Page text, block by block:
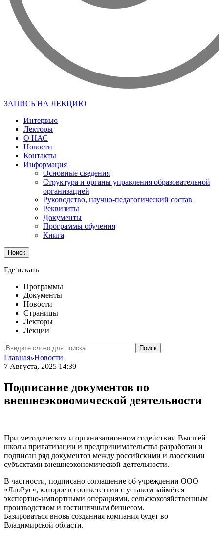
ЗАПИСЬ НА ЛЕКЦИЮ
Интервью
Лекторы
О НАС
Новости
Контакты
Информация
Основные сведения
Структура и органы управления образовательной
организацией
Руководство, научно-педагогический состав
Реквизиты
Документы
Программы обучения
Книга
Поиск
Где искать
Программы
Документы
Новости
Страницы
Лекторы
Лекции
Поиск
Главная»Новости
7 Августа, 2025 14:39
Подписание документов по
внешнеэкономической деятельности
При методическом и организационном содействии Высшей
школы приватизации и предпринимательства разработан и
подписан ряд документов между российскими и лаосскими
субъектами внешнеэкономической деятельности.
В частности, подписано соглашение об учреждении ООО
«ЛаоРус», которое в соответствии с уставом займётся
экспортно-импортными операциями, сельскохозяйственным
производством и гостиничным бизнесом.
Базироваться вновь созданная компания будет во
Владимирской области.